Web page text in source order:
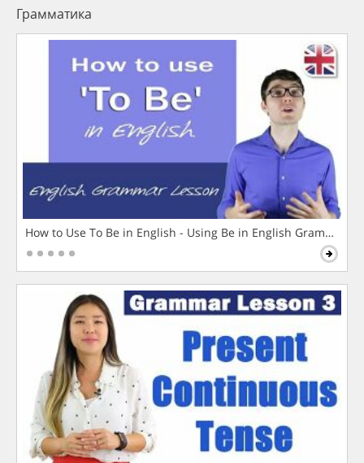
Грамматика
How to Use To Be in English - Using Be in English Grammar